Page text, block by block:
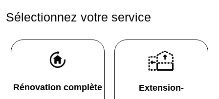
Sélectionnez votre service
Rénovation complète
Extension-